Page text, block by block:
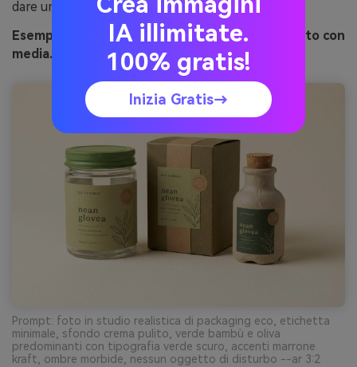
dare un tocco artigianale.
Esempio di immagine di ombra di bambù generato con
media.io
Prompt: foto in studio realistica di packaging eco, etichetta
minimale, sfondo crema pulito, verde bambù e oliva
predominanti con tipografia verde scuro, accenti marrone
kraft, ombre morbide, nessun oggetto di disturbo --ar 3:2
IA illimitate.
100% gratis!
Inizia Gratis→